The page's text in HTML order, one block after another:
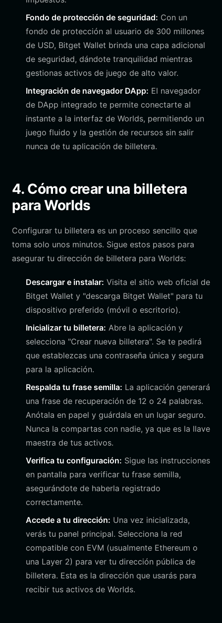
Fondo de protección de seguridad: Con un
fondo de protección al usuario de 300 millones
de USD, Bitget Wallet brinda una capa adicional
de seguridad, dándote tranquilidad mientras
gestionas activos de juego de alto valor.
Integración de navegador DApp: El navegador
de DApp integrado te permite conectarte al
instante a la interfaz de Worlds, permitiendo un
juego fluido y la gestión de recursos sin salir
nunca de tu aplicación de billetera.
4. Cómo crear una billetera
para Worlds
Configurar tu billetera es un proceso sencillo que
toma solo unos minutos. Sigue estos pasos para
asegurar tu dirección de billetera para Worlds:
Descargar e instalar: Visita el sitio web oficial de
Bitget Wallet y "descarga Bitget Wallet" para tu
dispositivo preferido (móvil o escritorio).
Inicializar tu billetera: Abre la aplicación y
selecciona "Crear nueva billetera". Se te pedirá
que establezcas una contraseña única y segura
para la aplicación.
Respalda tu frase semilla: La aplicación generará
una frase de recuperación de 12 o 24 palabras.
Anótala en papel y guárdala en un lugar seguro.
Nunca la compartas con nadie, ya que es la llave
maestra de tus activos.
Verifica tu configuración: Sigue las instrucciones
en pantalla para verificar tu frase semilla,
asegurándote de haberla registrado
correctamente.
Accede a tu dirección: Una vez inicializada,
verás tu panel principal. Selecciona la red
compatible con EVM (usualmente Ethereum o
una Layer 2) para ver tu dirección pública de
billetera. Esta es la dirección que usarás para
recibir tus activos de Worlds.